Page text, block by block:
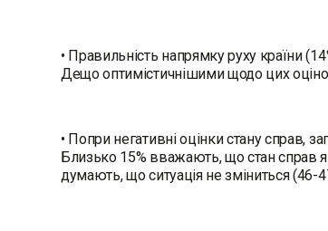
• Правильність напрямку руху країни
Дещо оптимістичнішими щодо цих
• Попри негативні оцінки стану справ,
Близько 15% вважають, що стан справ
думають, що ситуація не зміниться (46-